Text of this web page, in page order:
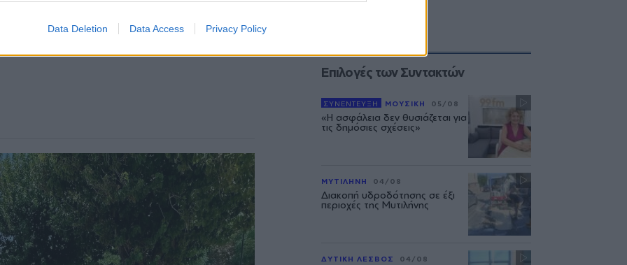
Data Deletion Data Access Privacy Policy
Επιλογές των Συντακτών
ΣΥΝΕΝΤΕΥΞΗ ΜΟΥΣΙΚΗ 05/08
«Η ασφάλεια δεν θυσιάζεται για
τις δημόσιες σχέσεις»
ΜΥΤΙΛΗΝΗ 04/08
Διακοπή υδροδότησης σε έξι
περιοχές της Μυτιλήνης
ΔΥΤΙΚΗ ΛΕΣΒΟΣ 04/08